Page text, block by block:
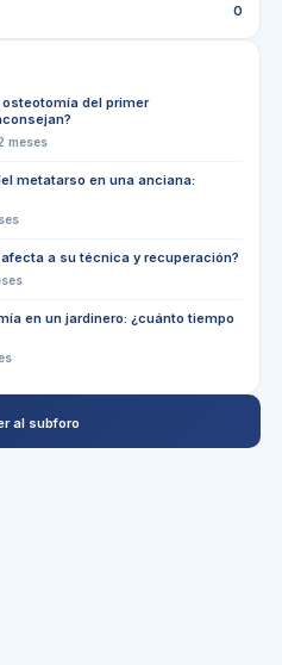
0
del primer
meses
metatarso en una anciana:
a su técnica y recuperación?
en un jardinero: ¿cuánto tiempo
al subforo